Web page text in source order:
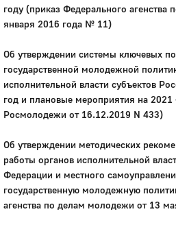
году (приказ Федерального
января 2016 года № 11)
Об утверждении системы ключевых
государственной молодежной
исполнительной власти субъектов
год и плановые мероприятия на
Росмолодежи от 16.12.2019 N 433)
Об утверждении методических
работы органов исполнительной
Федерации и местного
государственную молодежную
агенства по делам молодежи от 13